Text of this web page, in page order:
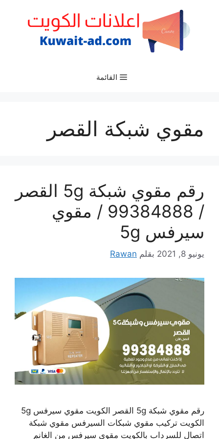
القائمة
مقوي شبكة القصر
رقم مقوي شبكة 5g القصر
/ 99384888 / مقوي
سيرفس 5g
يونيو 8, 2021 بقلم Rawan
رقم مقوي شبكة 5g القصر الكويت مقوي سيرفس 5g
الكويت تركيب مقوي شبكات السيرفس مقوي شبكة
اتصال للسرداب بالكويت مقوي سيرفس من الغانم